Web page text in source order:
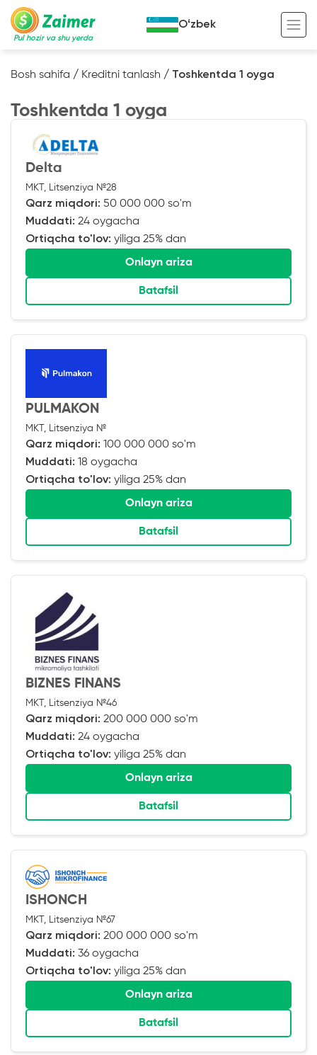
Pul hozir va shu yerda
Ko’chmas mulk garov evaziga kredit
Maxsus texnika garov evaziga kredit
Kredit onlayn
Tadbirkorlar uchun onlayn kredit
O‘zini o‘zi band qilganlar uchun onlayn
kredit
Foydali
Kreditingizning hayotiy tsikli
Kalkulyator
Oʻzbek
Bosh sahifa / Kreditni tanlash / Toshkentda 1 oyga
Toshkentda 1 oyga
Delta
MKT, Litsenziya №28
Qarz miqdori: 50 000 000 so'm
Muddati: 24 oygacha
Ortiqcha to'lov: yiliga 25% dan
Onlayn ariza
Batafsil
PULMAKON
MKT, Litsenziya №
Qarz miqdori: 100 000 000 so'm
Muddati: 18 oygacha
Ortiqcha to'lov: yiliga 25% dan
Onlayn ariza
Batafsil
BIZNES FINANS
MKT, Litsenziya №46
Qarz miqdori: 200 000 000 so'm
Muddati: 24 oygacha
Ortiqcha to'lov: yiliga 25% dan
Onlayn ariza
Batafsil
ISHONCH
MKT, Litsenziya №67
Qarz miqdori: 200 000 000 so'm
Muddati: 36 oygacha
Ortiqcha to'lov: yiliga 25% dan
Onlayn ariza
Batafsil